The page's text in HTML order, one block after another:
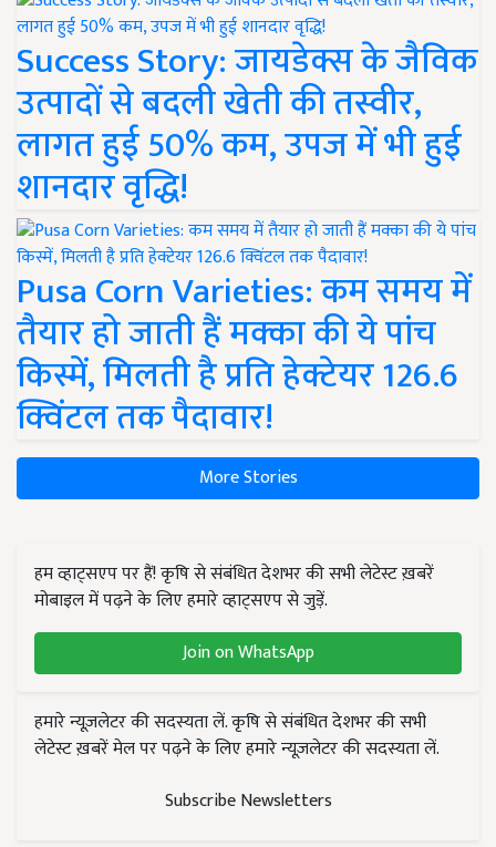
Success Story: जायडेक्स के जैविक
उत्पादों से बदली खेती की तस्वीर,
लागत हुई 50% कम, उपज में भी हुई
शानदार वृद्धि!
Pusa Corn Varieties: कम समय में
तैयार हो जाती हैं मक्का की ये पांच
किस्में, मिलती है प्रति हेक्टेयर 126.6
क्विंटल तक पैदावार!
More Stories
हम व्हाट्सएप पर हैं! कृषि से संबंधित देशभर की सभी लेटेस्ट ख़बरें
मोबाइल में पढ़ने के लिए हमारे व्हाट्सएप से जुड़ें.
Join on WhatsApp
हमारे न्यूज़लेटर की सदस्यता लें. कृषि से संबंधित देशभर की सभी
लेटेस्ट ख़बरें मेल पर पढ़ने के लिए हमारे न्यूज़लेटर की सदस्यता लें.
Subscribe Newsletters